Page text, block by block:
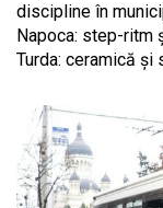
discipline în
Napoca: step-ritm
Turda: ceramică şi